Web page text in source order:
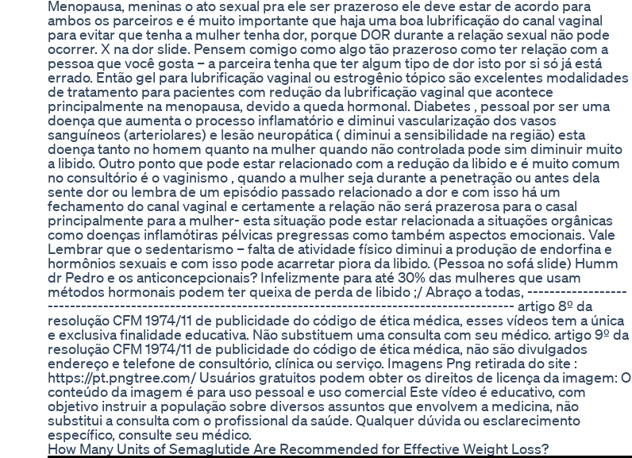
Menopausa, meninas o ato sexual pra ele ser prazeroso ele deve estar de acordo para
ambos os parceiros e é muito importante que haja uma boa lubrificação do canal vaginal
para evitar que tenha a mulher tenha dor, porque DOR durante a relação sexual não pode
ocorrer. X na dor slide. Pensem comigo como algo tão prazeroso como ter relação com a
pessoa que você gosta – a parceira tenha que ter algum tipo de dor isto por si só já está
errado. Então gel para lubrificação vaginal ou estrogênio tópico são excelentes modalidades
de tratamento para pacientes com redução da lubrificação vaginal que acontece
principalmente na menopausa, devido a queda hormonal. Diabetes , pessoal por ser uma
doença que aumenta o processo inflamatório e diminui vascularização dos vasos
sanguíneos (arteriolares) e lesão neuropática ( diminui a sensibilidade na região) esta
doença tanto no homem quanto na mulher quando não controlada pode sim diminuir muito
a libido. Outro ponto que pode estar relacionado com a redução da libido e é muito comum
no consultório é o vaginismo , quando a mulher seja durante a penetração ou antes dela
sente dor ou lembra de um episódio passado relacionado a dor e com isso há um
fechamento do canal vaginal e certamente a relação não será prazerosa para o casal
principalmente para a mulher- esta situação pode estar relacionada a situações orgânicas
como doenças inflamótiras pélvicas pregressas como também aspectos emocionais. Vale
Lembrar que o sedentarismo – falta de atividade físico diminui a produção de endorfina e
hormônios sexuais e com isso pode acarretar piora da libido. (Pessoa no sofá slide) Humm
dr Pedro e os anticoncepcionais? Infelizmente para até 30% das mulheres que usam
métodos hormonais podem ter queixa de perda de libido ;/ Abraço a todas, ------------------
------------------------------------------------------------------------------------ artigo 8º da
resolução CFM 1974/11 de publicidade do código de ética médica, esses vídeos tem a única
e exclusiva finalidade educativa. Não substituem uma consulta com seu médico. artigo 9º da
resolução CFM 1974/11 de publicidade do código de ética médica, não são divulgados
endereço e telefone de consultório, clínica ou serviço. Imagens Png retirada do site :
https://pt.pngtree.com/ Usuários gratuitos podem obter os direitos de licença da imagem: O
conteúdo da imagem é para uso pessoal e uso comercial Este vídeo é educativo, com
objetivo instruir a população sobre diversos assuntos que envolvem a medicina, não
substitui a consulta com o profissional da saúde. Qualquer dúvida ou esclarecimento
específico, consulte seu médico.
How Many Units of Semaglutide Are Recommended for Effective Weight Loss?